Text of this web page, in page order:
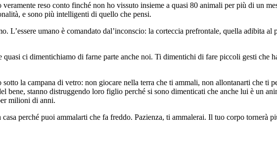
reso conto finché non ho vissuto insieme a quasi 80 animali per più di un
e sono più intelligenti di quello che pensi.
L’essere umano è comandato dal’inconscio: la corteccia prefrontale, quella adibita
ci dimentichiamo di farne parte anche noi. Ti dimentichi di fare piccoli gesti che
la campana di vetro: non giocare nella terra che ti ammali, non allontanarti che ti
bene, stanno distruggendo loro figlio perché si sono dimenticati che anche lui è un
milioni di anni.
perché puoi ammalarti che fa freddo. Pazienza, ti ammalerai. Il tuo corpo tornerà